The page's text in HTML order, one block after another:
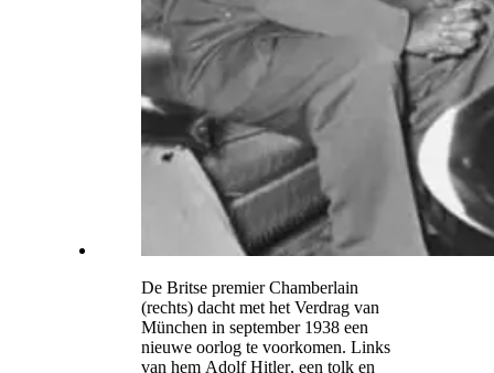
De Britse premierChamberlain
(rechts) dacht met het Verdrag van
München in september 1938 een
nieuwe oorlog te voorkomen. Links
van hem Adolf Hitler, een tolk en